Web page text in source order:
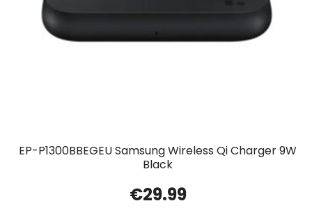
EP-P1300BBEGEU Samsung Wireless Qi Charger 9W
Black
€29.99